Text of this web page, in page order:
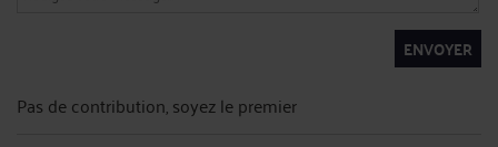
ENVOYER
Pas de contribution, soyez le premier